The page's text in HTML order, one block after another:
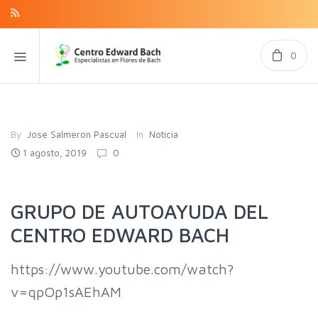
0
By Jose Salmeron Pascual In
Noticia
1 agosto, 2019
0
GRUPO DE AUTOAYUDA DEL
CENTRO EDWARD BACH
https://www.youtube.com/watch?
v=qpOp1sAEhAM